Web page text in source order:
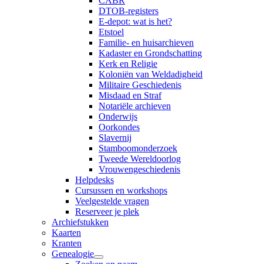
DTOB-registers
E-depot: wat is het?
Etstoel
Familie- en huisarchieven
Kadaster en Grondschatting
Kerk en Religie
Koloniën van Weldadigheid
Militaire Geschiedenis
Misdaad en Straf
Notariële archieven
Onderwijs
Oorkondes
Slavernij
Stamboomonderzoek
Tweede Wereldoorlog
Vrouwengeschiedenis
Helpdesks
Cursussen en workshops
Veelgestelde vragen
Reserveer je plek
Archiefstukken
Kaarten
Kranten
Genealogie